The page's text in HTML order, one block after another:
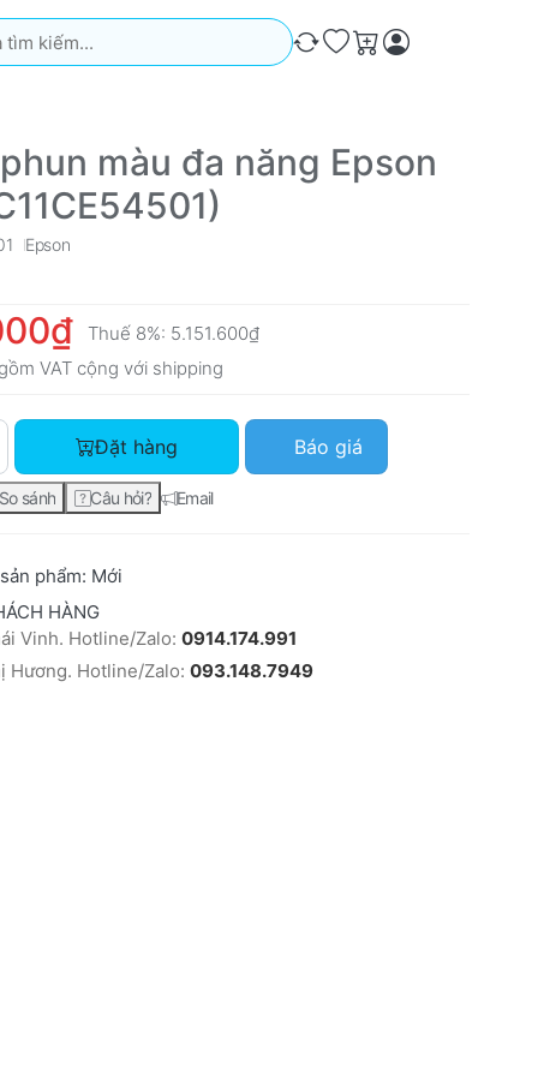
Kết quả sẽ tự động xuất hiện khi bạn nhập. Nhấn phím
So sánh
Ưa thích
Giỏ hàng
màu đa năng Epson
Epson
Thuế 8%: 5.151.600₫
VAT cộng với shipping
Máy in phun màu đa năng Epson L365 (C11CE54501) với giá
Đặt hàng Báo giá
So sánh Câu hỏi? Email
phẩm: Mới
HÀNG
Vinh. Hotline/Zalo: 0914.174.991
Hương. Hotline/Zalo: 093.148.7949